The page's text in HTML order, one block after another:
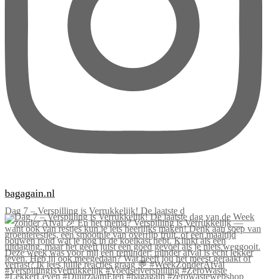
bagagain.nl
Dag 7 – Verspilling is Verrukkelijk! De laatste d